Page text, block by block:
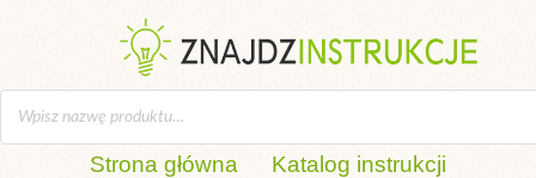
Strona główna
Katalog instrukcji